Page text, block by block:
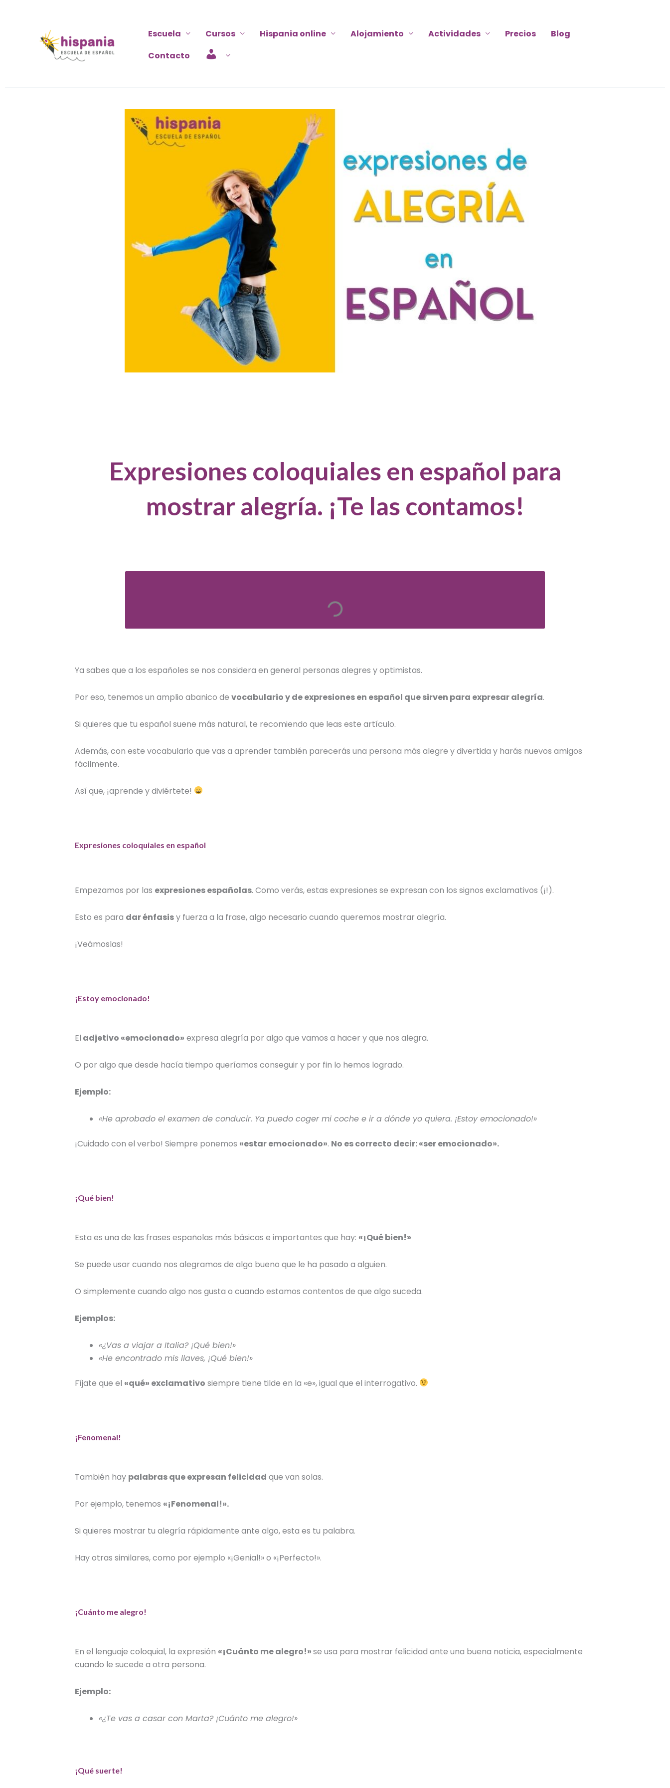
Escuela Cursos Hispania online Alojamiento Actividades Precios
Blog
Contacto
Expresiones coloquiales en español para
mostrar alegría. ¡Te las contamos!
Ya sabes que a los españoles se nos considera en general personas alegres y optimistas.
Por eso, tenemos un amplio abanico de vocabulario y deexpresiones en español que sirven para expresar alegría.
Si quieres que tu español suene más natural, te recomiendo que leas este artículo.
Además, con este vocabulario que vas a aprender también parecerás una persona más alegre y divertida y harás nuevos amigos
fácilmente.
Así que, ¡aprende y diviértete!
Expresiones coloquiales en español
Empezamos por las expresiones españolas. Como verás, estas expresiones se expresan con los signos exclamativos (¡!).
Esto es para dar énfasisy fuerza a la frase, algo necesario cuando queremos mostrar alegría.
¡Veámoslas!
¡Estoy emocionado!
El adjetivo «emocionado» expresa alegría por algo que vamos a hacer y que nos alegra.
O por algo que desde hacía tiempo queríamos conseguir y por fin lo hemos logrado.
Ejemplo:
«He aprobado el examen de conducir. Ya puedo coger mi coche e ir a dónde yo quiera. ¡Estoy emocionado!»
¡Cuidado con el verbo! Siempre ponemos «estar emocionado». No es correcto decir: «ser emocionado».
¡Qué bien!
Esta es una de las frases españolas más básicas e importantes que hay: «¡Qué bien!»
Se puede usar cuando nos alegramos de algo bueno que le ha pasado a alguien.
O simplemente cuando algo nos gusta o cuando estamos contentos de que algo suceda.
Ejemplos:
«¿Vas a viajar a Italia? ¡Qué bien!»
«He encontrado mis llaves, ¡Qué bien!»
Fíjate que el «qué» exclamativo siempre tiene tilde en la «e», igual que el interrogativo.
¡Fenomenal!
También hay palabras que expresan felicidad que van solas.
Por ejemplo, tenemos «¡Fenomenal!».
Si quieres mostrar tu alegría rápidamente ante algo, esta es tu palabra.
Hay otras similares, como por ejemplo «¡Genial!» o «¡Perfecto!».
¡Cuánto me alegro!
En el lenguaje coloquial, la expresión «¡Cuánto me alegro!»se usa para mostrar felicidad ante una buena noticia, especialmente
cuando le sucede a otra persona.
Ejemplo:
«¿Te vas a casar con Marta? ¡Cuánto me alegro!»
¡Qué suerte!